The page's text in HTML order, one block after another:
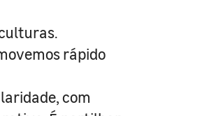
rápido
com